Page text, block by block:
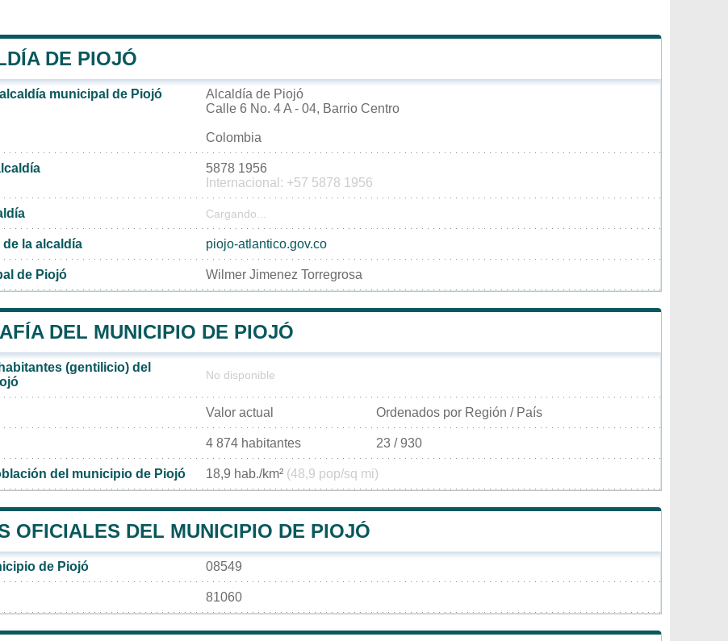
DE PIOJÓ
municipal de Piojó
Alcaldía de Piojó
Calle 6 No. 4 A - 04, Barrio Centro
Colombia
5878 1956
Internacional: +57 5878 1956
Cargando...
la alcaldía piojo-atlantico.gov.co
de Piojó Wilmer Jimenez Torregrosa
DEL MUNICIPIO DE PIOJÓ
(gentilicio) del
No disponible
Valor actual Ordenados por Región / País
4 874 habitantes 23 / 930
del municipio de Piojó 18,9 hab./km² (48,9 pop/sq mi)
OFICIALES DEL MUNICIPIO DE PIOJÓ
de Piojó 08549
81060